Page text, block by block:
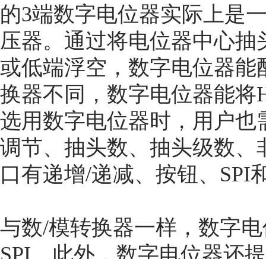
的3端数字电位器实际上是
压器。通过将电位器中心
或低端浮空，数字电位器
换器不同，数字电位器能
选用数字电位器时，用户
调节、抽头数、抽头级数
口有递增/递减、按钮、SPI
与数/模转换器一样，数字
SPI。此外，数字电位器还